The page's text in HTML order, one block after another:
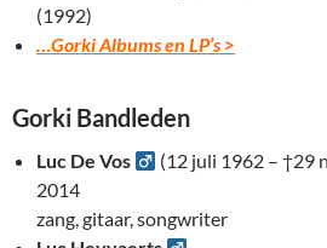
(1992)
…Gorki Albums en LP’s >
Gorki Bandleden
Luc De Vos
(12 juli 1962 – †29
2014
zang, gitaar, songwriter